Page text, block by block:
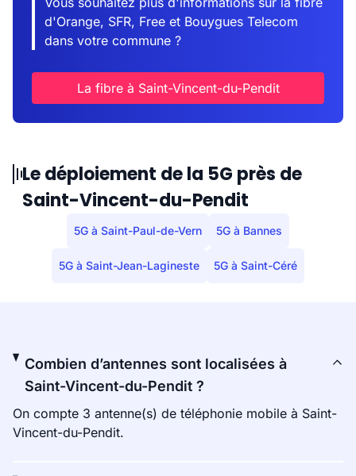
d'Orange, SFR, Free et Bouygues Telecom
dans votre commune ?
La fibre à Saint-Vincent-du-Pendit
Le déploiement de la 5G près de
Saint-Vincent-du-Pendit
5G à Saint-Paul-de-Vern 5G à Bannes
5G à Saint-Jean-Lagineste 5G à Saint-Céré
Combien d’antennes sont localisées à
Saint-Vincent-du-Pendit ?
On compte 3 antenne(s) de téléphonie mobile à Saint-
Vincent-du-Pendit.